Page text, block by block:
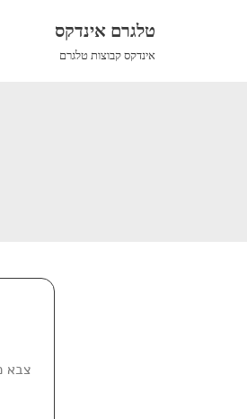
טלגרם אינדקס
אינדקס קבוצות טלגרם
צבא